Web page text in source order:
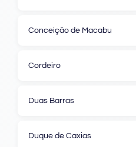
Conceição de Macabu
Cordeiro
Duas Barras
Duque de Caxias